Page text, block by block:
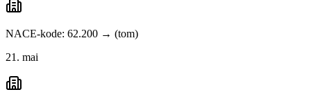
NACE-kode: 62.200 → (tom)
21. mai